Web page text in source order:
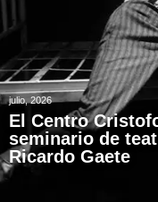
julio, 2026
El Centro
seminario de
Ricardo Gaete